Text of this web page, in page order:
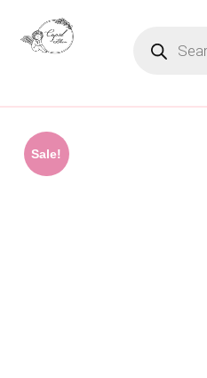
search
Sale!